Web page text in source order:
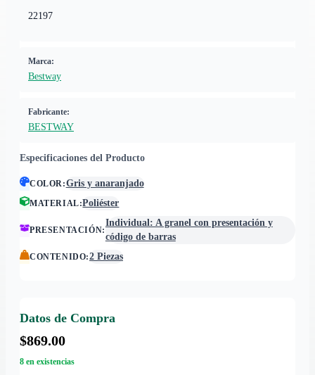
22197
Marca:
Bestway
Fabricante:
BESTWAY
Especificaciones del Producto
COLOR:Gris y anaranjado
MATERIAL:Poliéster
PRESENTACIÓN:
Individual: A granel con presentación y
código de barras
CONTENIDO:2 Piezas
Datos de Compra
$869.00
8 en existencias